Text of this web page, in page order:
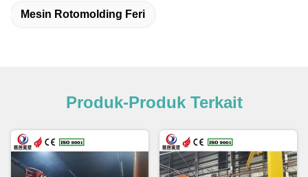
Mesin Rotomolding Feri
Produk-Produk Terkait